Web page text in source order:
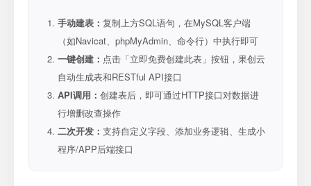
手动建表： 复制上方SQL语句，在MySQL客户端
（如Navicat、phpMyAdmin、命令行）中执行即可
一键创建： 点击「立即免费创建此表」按钮，果创云
自动生成表和RESTful API接口
API调用： 创建表后，即可通过HTTP接口对数据进
行增删改查操作
二次开发： 支持自定义字段、添加业务逻辑、生成小
程序/APP后端接口